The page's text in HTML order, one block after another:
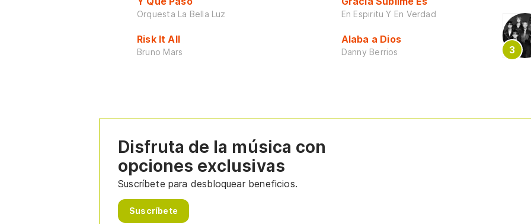
Orquesta La Bella Luz
Risk It All
Bruno Mars
En Espiritu Y En Verdad
Alaba a Dios
Danny Berrios
Disfruta de la música con
opciones exclusivas
Suscríbete para desbloquear beneficios.
Suscríbete